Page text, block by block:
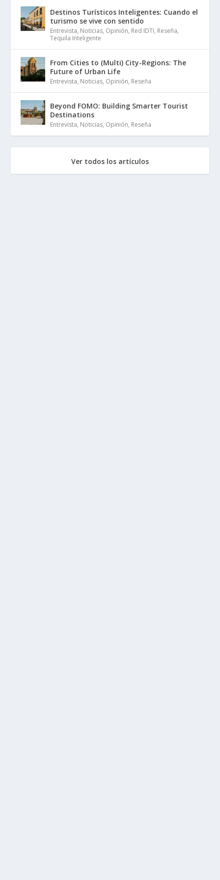
Destinos Turísticos Inteligentes: Cuando el
turismo se vive con sentido
Entrevista, Noticias, Opinión, Red IDTI, Reseña,
Tequila Inteligente
From Cities to (Multi) City-Regions: The
Future of Urban Life
Entrevista, Noticias, Opinión, Reseña
Beyond FOMO: Building Smarter Tourist
Destinations
Entrevista, Noticias, Opinión, Reseña
Ver todos los artículos